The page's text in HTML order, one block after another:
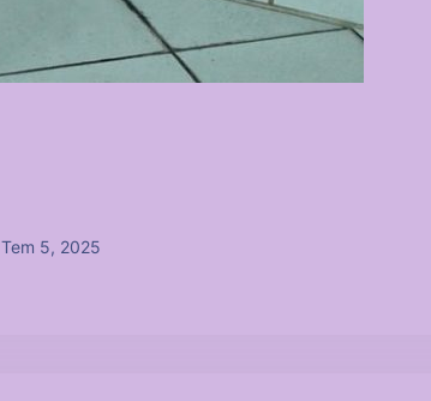
Tem 5, 2025